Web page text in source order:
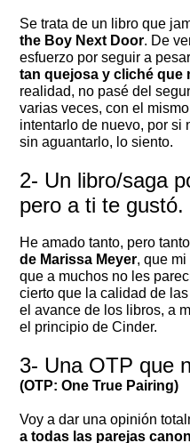
Se trata de un libro que
the Boy Next Door. De
esfuerzo por seguir a
tan quejosa y cliché que
realidad, no pasé del
varias veces, con el
intentarlo de nuevo, por si
sin aguantarlo, lo siento.
2- Un libro/saga
pero a ti te gustó.
He amado tanto, pero
de Marissa Meyer, que
que a muchos no les
cierto que la calidad de
el avance de los libros, a
el principio de Cinder.
3- Una OTP que
(OTP: One True Pairing)
Voy a dar una opinión
a todas las parejas